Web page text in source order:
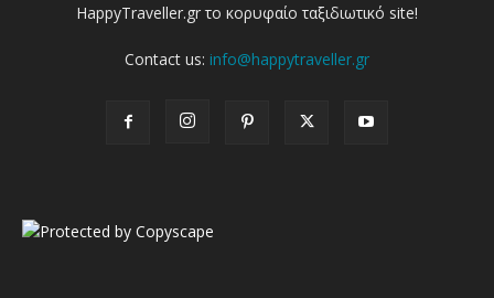
HappyTraveller.gr το κορυφαίο ταξιδιωτικό site!
Contact us: info@happytraveller.gr